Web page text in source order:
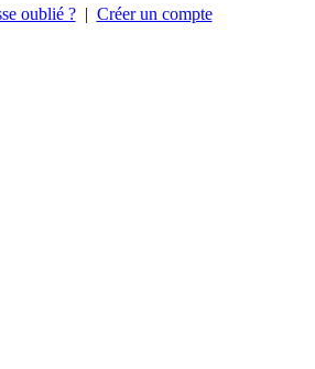
oublié ?| Créer un compte